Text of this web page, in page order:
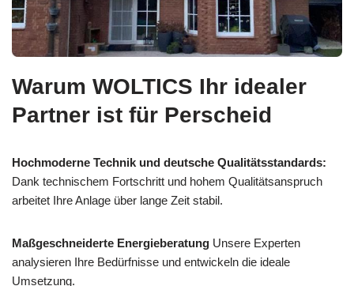
Warum WOLTICS Ihr idealer
Partner ist für Perscheid
Hochmoderne Technik und deutsche Qualitätsstandards:
Dank technischem Fortschritt und hohem Qualitätsanspruch
arbeitet Ihre Anlage über lange Zeit stabil.
Maßgeschneiderte Energieberatung Unsere Experten
analysieren Ihre Bedürfnisse und entwickeln die ideale
Umsetzung.